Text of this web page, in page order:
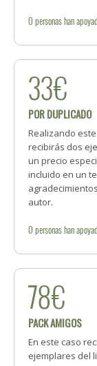
0 personashan
33€
POR DUPLICADO
Realizando
recibirás dos
un precio
incluido en un
autor.
0 personashan
78€
PACK AMIGOS
En este caso
ejemplares del